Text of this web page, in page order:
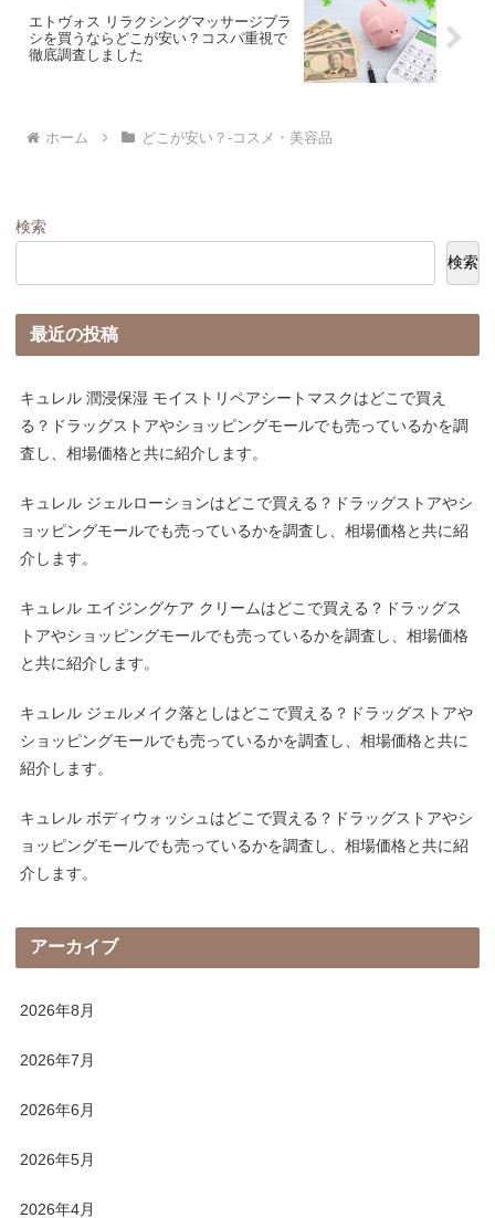
エトヴォス リラクシングマッサージブラ
シを買うならどこが安い？コスパ重視で
徹底調査しました
ホーム どこが安い？-コスメ・美容品
検索
検索
最近の投稿
キュレル 潤浸保湿 モイストリペアシートマスクはどこで買え
る？ドラッグストアやショッピングモールでも売っているかを調
査し、相場価格と共に紹介します。
キュレル ジェルローションはどこで買える？ドラッグストアやシ
ョッピングモールでも売っているかを調査し、相場価格と共に紹
介します。
キュレル エイジングケア クリームはどこで買える？ドラッグス
トアやショッピングモールでも売っているかを調査し、相場価格
と共に紹介します。
キュレル ジェルメイク落としはどこで買える？ドラッグストアや
ショッピングモールでも売っているかを調査し、相場価格と共に
紹介します。
キュレル ボディウォッシュはどこで買える？ドラッグストアやシ
ョッピングモールでも売っているかを調査し、相場価格と共に紹
介します。
アーカイブ
2026年8月
2026年7月
2026年6月
2026年5月
2026年4月